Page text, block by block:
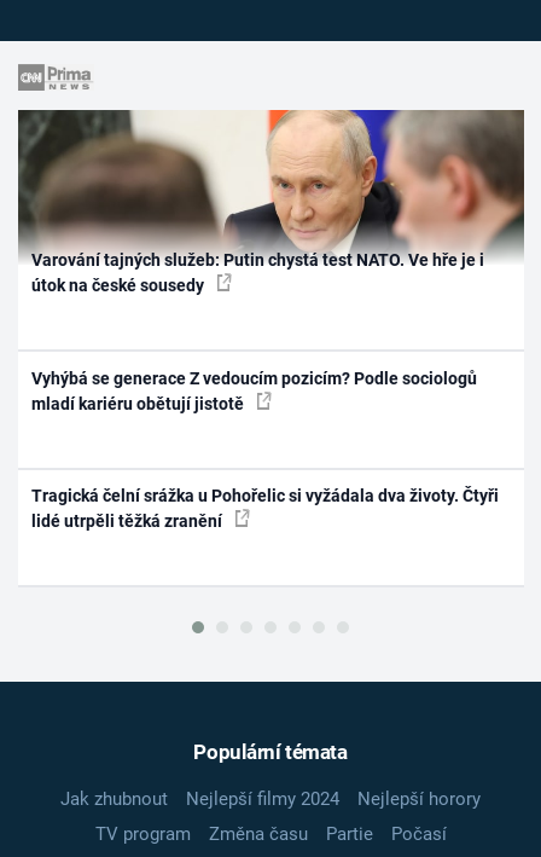
Varování tajných služeb: Putin chystá test NATO. Ve hře je i
útok na české sousedy
Vyhýbá se generace Z vedoucím pozicím? Podle sociologů
mladí kariéru obětují jistotě
Tragická čelní srážka u Pohořelic si vyžádala dva životy. Čtyři
lidé utrpěli těžká zranění
Populární témata
Jak zhubnout Nejlepší filmy 2024
Nejlepší horory
TV program
Změna času Partie
Počasí